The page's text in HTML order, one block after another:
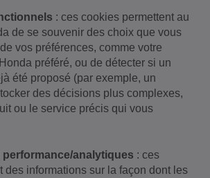
: ces cookies permettent au
de se souvenir des choix que vous
vos préférences, comme votre
préféré, ou de détecter si un
été proposé (par exemple, un
des décisions plus complexes,
ou le service précis qui vous
performance/analytiques : ces
des informations sur la façon dont les